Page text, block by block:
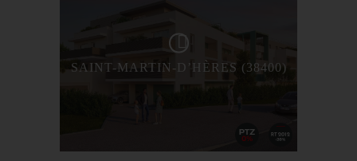
SAINT-MARTIN-D’HÈRES (38400)